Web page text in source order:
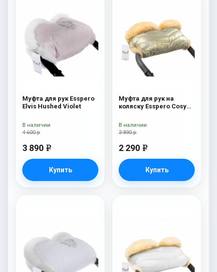
Муфта для рук Esspero
Elvis Hushed Violet
4 600 р
3 890 e
Купить
В наличии
Муфта для рук на
коляску Esspero Cosy
3 890 р
2 290 e
Купить
В наличии